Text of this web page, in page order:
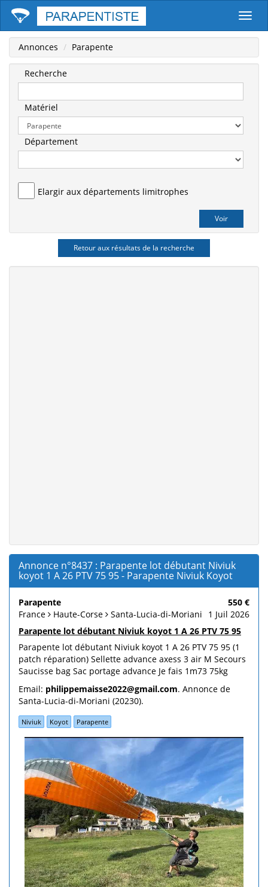
Annonces Parapente
Recherche
Matériel
Département
Elargir aux départements limitrophes
Retour aux résultats de la recherche
Annonce n°8437 : Parapente lot débutant Niviuk
koyot 1 A 26 PTV 75 95 - Parapente Niviuk Koyot
Parapente
550 €
France
Haute-Corse Santa-Lucia-di-Moriani
1 Juil 2026
Parapente lot débutant Niviuk koyot 1 A 26 PTV 75 95
Parapente lot débutant Niviuk koyot 1 A 26 PTV 75 95 (1
patch réparation) Sellette advance axess 3 air M Secours
Saucisse bag Sac portage advance Je fais 1m73 75kg
Email: philippemaisse2022@gmail.com. Annonce de
Santa-Lucia-di-Moriani (20230).
Niviuk Koyot Parapente